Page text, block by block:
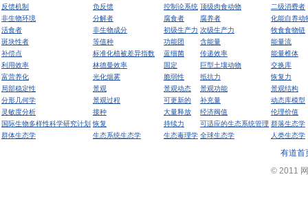
反馈机制
负反馈 控制论系统 顶级肉食动物
二级消费者
非生物环境
分解者 腐食者 腐养者
化能自养动
活食者
非生物成分 初级生产力 次级生产力
牧食食物链
斑块性者
等值种 功能团 含能量
能量流
补偿点
标准化植被差异指数 蓝细菌 传递效率
能量椎体
利用效率
林德曼效率 固定 巨型土壤动物
交换库
富营养化
光化烟雾 脆弱性 抵抗力
恢复力
局部稳定性
景观 景观动态 景观功能
景观结构
分形几何学
景观过程 可更新的 补充量
动态库模型
灵敏度分析
接种 大量释放 经济阀值
伦理价值
国际生物多样性科学研究计划 恢复 持续力 可适应的生态系统管理 群落生态学
群体生态学
生态系统生态学 生态毒理学 全球生态学 人类生态学
有道首
© 2011